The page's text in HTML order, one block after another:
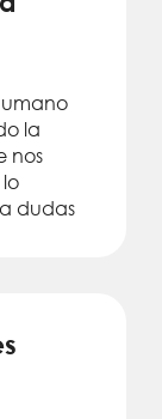
la
nos
dudas